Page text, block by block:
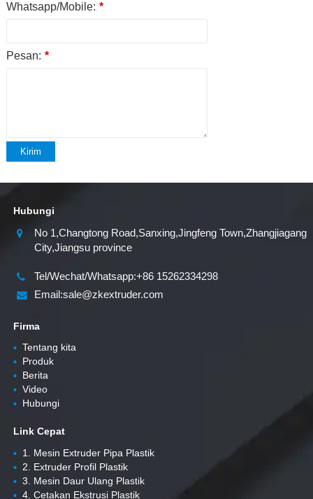
Whatsapp/Mobile: *
Pesan: *
Kirim
Hubungi
No 1,Changtong Road,Sanxing,Jingfeng Town,Zhangjiagang
City,Jiangsu province
Tel/Wechat/Whatsapp:+86 15262334298
Email:sale@zkextruder.com
Firma
▪Tentang kita
▪Produk
▪Berita
▪Video
▪Hubungi
Link Cepat
▪1. Mesin Extruder Pipa Plastik
▪2. Extruder Profil Plastik
▪3. Mesin Daur Ulang Plastik
▪4. Cetakan Ekstrusi Plastik